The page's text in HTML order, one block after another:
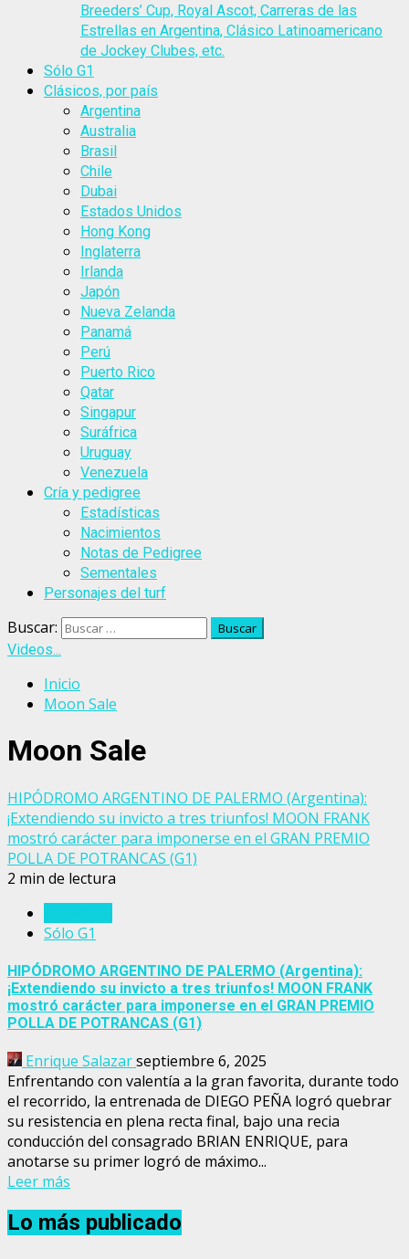
Breeders’ Cup, Royal Ascot, Carreras de las
Estrellas en Argentina, Clásico Latinoamericano
de Jockey Clubes, etc.
Sólo G1
Clásicos, por país
Argentina
Australia
Brasil
Chile
Dubai
Estados Unidos
Hong Kong
Inglaterra
Irlanda
Japón
Nueva Zelanda
Panamá
Perú
Puerto Rico
Qatar
Singapur
Suráfrica
Uruguay
Venezuela
Cría y pedigree
Estadísticas
Nacimientos
Notas de Pedigree
Sementales
Personajes del turf
Buscar:
Videos...
Inicio
Moon Sale
Moon Sale
HIPÓDROMO ARGENTINO DE PALERMO (Argentina):
¡Extendiendo su invicto a tres triunfos! MOON FRANK
mostró carácter para imponerse en el GRAN PREMIO
POLLA DE POTRANCAS (G1)
2 min de lectura
Sólo G1
HIPÓDROMO ARGENTINO DE PALERMO (Argentina):
¡Extendiendo su invicto a tres triunfos! MOON FRANK
mostró carácter para imponerse en el GRAN PREMIO
POLLA DE POTRANCAS (G1)
Enrique Salazarseptiembre 6, 2025
Enfrentando con valentía a la gran favorita, durante todo
el recorrido, la entrenada de DIEGO PEÑA logró quebrar
su resistencia en plena recta final, bajo una recia
conducción del consagrado BRIAN ENRIQUE, para
anotarse su primer logró de máximo...
Leer más
Lo más publicado